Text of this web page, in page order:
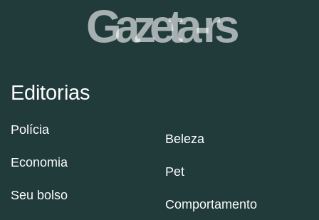
Editorias
Polícia
Economia
Seu bolso
Beleza
Pet
Comportamento
Gazeta-rs